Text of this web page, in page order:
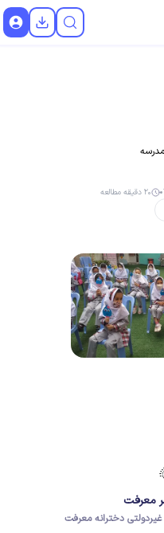
مدرسه
۲۰ دقیقه مطالعه
معرفت
دخترانه معرفت